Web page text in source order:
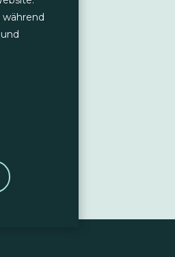
effiziente
Luft- und
bessere
nahtlos in
und
zu teilen,
während